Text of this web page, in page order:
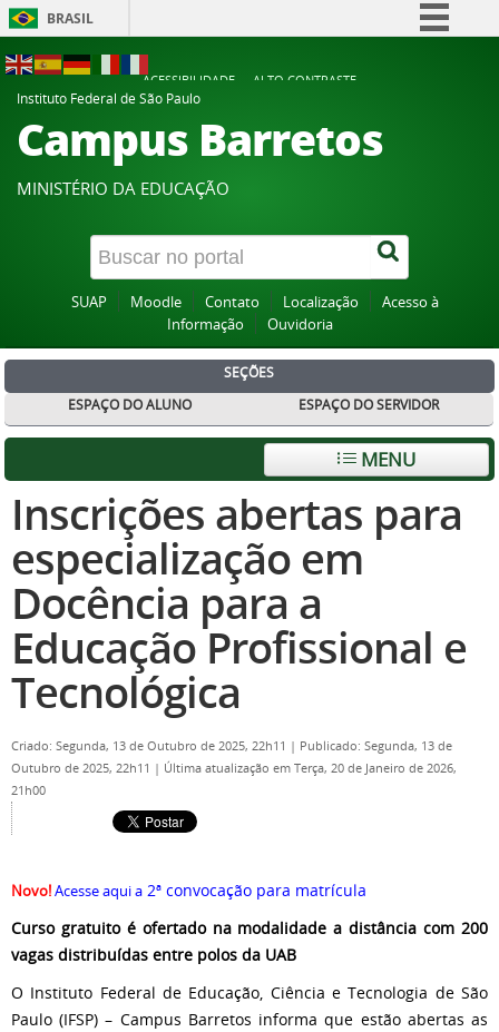
BRASIL
Participe
Acesso à informação
Canais
ACESSIBILIDADE
ALTO CONTRASTE
Instituto Federal de São Paulo
Campus Barretos
MINISTÉRIO DA EDUCAÇÃO
SUAP Moodle Contato Localização
Acesso à
Informação
Ouvidoria
SEÇÕES
ESPAÇO DO ALUNO
ESPAÇO DO SERVIDOR
MENU
Inscrições abertas para
especialização em
Docência para a
Educação Profissional e
Tecnológica
Criado: Segunda, 13 de Outubro de 2025, 22h11 | Publicado: Segunda, 13 de
Outubro de 2025, 22h11 | Última atualização em Terça, 20 de Janeiro de 2026,
21h00
Novo!Acesse aqui a 2ª convocação para matrícula
Curso gratuito é ofertado na modalidade a distância com 200
vagas distribuídas entre polos da UAB
O Instituto Federal de Educação, Ciência e Tecnologia de São
Paulo (IFSP) – Campus Barretos informa que estão abertas as